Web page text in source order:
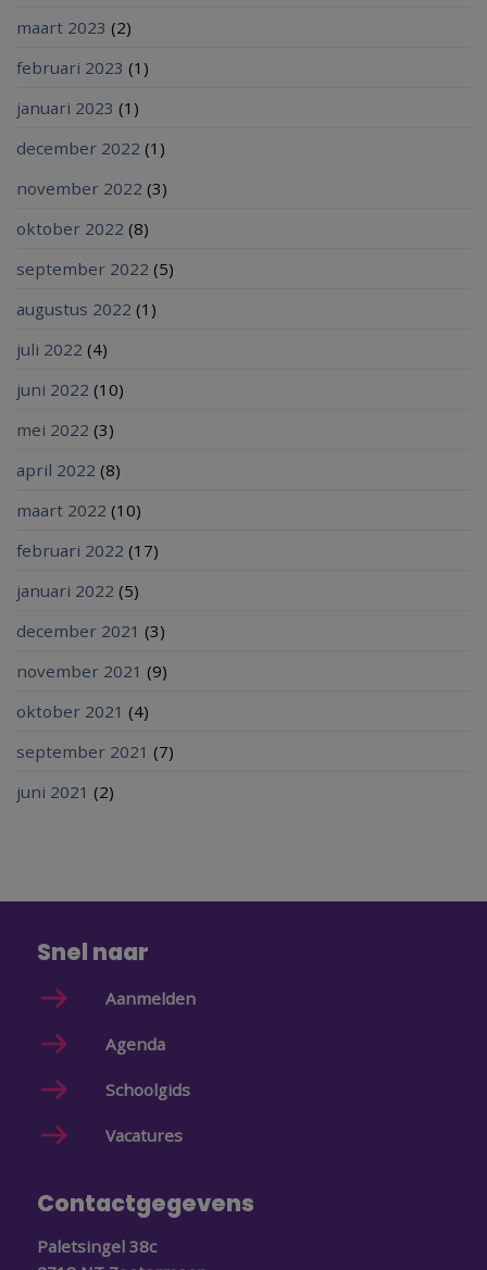
maart 2023 (2)
februari 2023 (1)
januari 2023 (1)
december 2022 (1)
november 2022 (3)
oktober 2022 (8)
september 2022 (5)
augustus 2022 (1)
juli 2022 (4)
juni 2022 (10)
mei 2022 (3)
april 2022 (8)
maart 2022 (10)
februari 2022 (17)
januari 2022 (5)
december 2021 (3)
november 2021 (9)
oktober 2021 (4)
september 2021 (7)
juni 2021 (2)
Snel naar
Aanmelden
Agenda
Schoolgids
Vacatures
Contactgegevens
Paletsingel 38c